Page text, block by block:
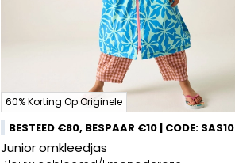
60% Korting Op Originele
BESTEED €80, BESPAAR €10 | CODE: SAS10
Junior omkleedjas